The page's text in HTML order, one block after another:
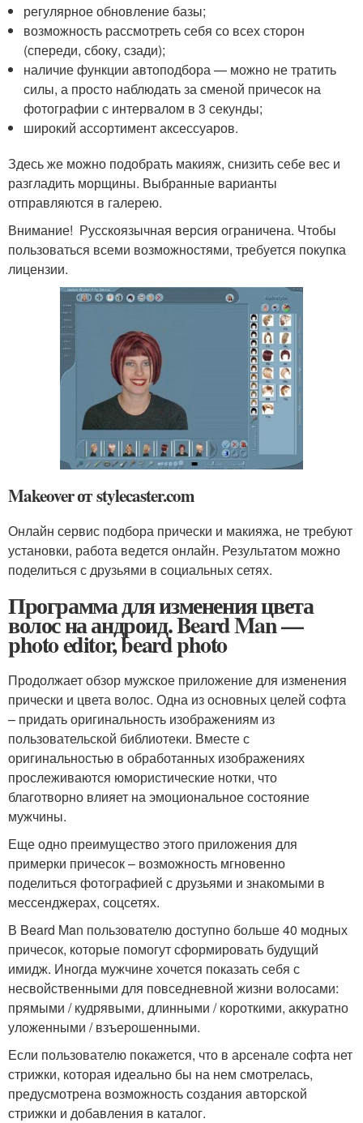
регулярное обновление базы;
возможность рассмотреть себя со всех сторон
(спереди, сбоку, сзади);
наличие функции автоподбора — можно не тратить
силы, а просто наблюдать за сменой причесок на
фотографии с интервалом в 3 секунды;
широкий ассортимент аксессуаров.
Здесь же можно подобрать макияж, снизить себе вес и
разгладить морщины. Выбранные варианты
отправляются в галерею.
Внимание! Русскоязычная версия ограничена. Чтобы
пользоваться всеми возможностями, требуется покупка
лицензии.
Makeover от stylecaster.com
Онлайн сервис подбора прически и макияжа, не требуют
установки, работа ведется онлайн. Результатом можно
поделиться с друзьями в социальных сетях.
Программа для изменения цвета
волос на андроид. Beard Man —
photo editor, beard photo
Продолжает обзор мужское приложение для изменения
прически и цвета волос. Одна из основных целей софта
– придать оригинальность изображениям из
пользовательской библиотеки. Вместе с
оригинальностью в обработанных изображениях
прослеживаются юмористические нотки, что
благотворно влияет на эмоциональное состояние
мужчины.
Еще одно преимущество этого приложения для
примерки причесок – возможность мгновенно
поделиться фотографией с друзьями и знакомыми в
мессенджерах, соцсетях.
В Beard Man пользователю доступно больше 40 модных
причесок, которые помогут сформировать будущий
имидж. Иногда мужчине хочется показать себя с
несвойственными для повседневной жизни волосами:
прямыми / кудрявыми, длинными / короткими, аккуратно
уложенными / взъерошенными.
Если пользователю покажется, что в арсенале софта нет
стрижки, которая идеально бы на нем смотрелась,
предусмотрена возможность создания авторской
стрижки и добавления в каталог.